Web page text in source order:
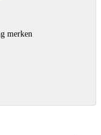
merken